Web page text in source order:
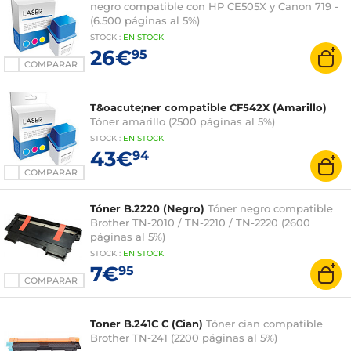
COMPARAR
negro compatible con HP CE505X y Canon 719 -
(6.500 páginas al 5%)
STOCK : EN STOCK
26€95
COMPARAR
T&oacute;ner compatible CF542X (Amarillo)
Tóner amarillo (2500 páginas al 5%)
STOCK : EN STOCK
43€94
COMPARAR
Tóner B.2220 (Negro) Tóner negro compatible
Brother TN-2010 / TN-2210 / TN-2220 (2600
páginas al 5%)
STOCK : EN STOCK
7€95
Toner B.241C C (Cian) Tóner cian compatible
Brother TN-241 (2200 páginas al 5%)